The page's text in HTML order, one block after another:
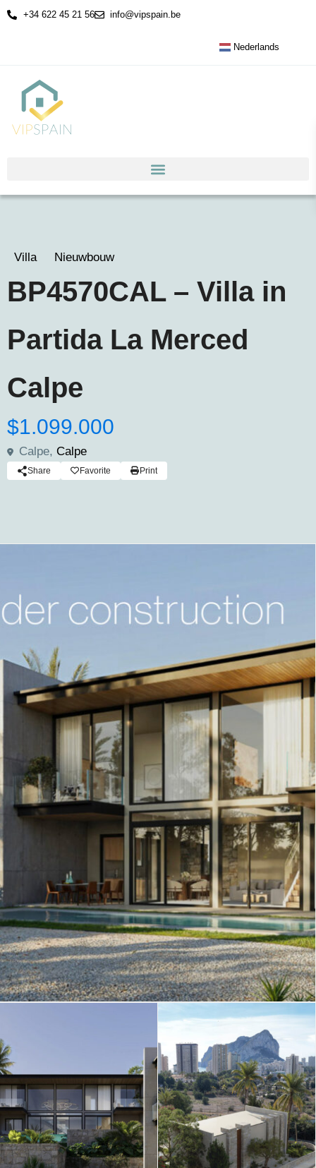
+34 622 45 21 56 info@vipspain.be
Nederlands
Villa Nieuwbouw
BP4570CAL – Villa in
Partida La Merced
Calpe
$1.099.000
Calpe, Calpe
Share Favorite Print